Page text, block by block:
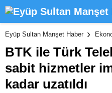
Eyüp Sultan Manşet Haber
BTK ile Türk
sabit hizmetler
kadar uzatıldı